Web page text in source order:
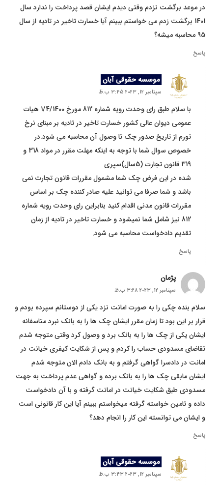
در موعد برگشت نزدم وقتی دیدم ایشان قصد پرداخت را ندارد سال
1401 برگشت زدم می خواستم ببینم آیا خسارت تاخیر در تادیه از سال
95 محاسبه میشه؟
پاسخ
موسسه حقوقی آبان
سپتامبر 12, 2023 3:45 ب.ظ
با سلام طبق رای وحدت رویه شماره 812 مورخ 1/4/1400 هیات
عمومی دیوان عالی کشور خسارت تاخیر در تادیه بر مبنای نرخ
تورم از تاریخ صدور چک تا وصول آن محاسبه می شود.در
خصوص سوال شما با توجه به اینکه مهلت مقرر در مواد 318 و
319 قانون تجارت (5سال)سپری
شده در این فرض چک شما مشمول مقررات قانون تجارت نمی
باشد و شما صرفا می توانید علیه صادر کننده چک بر اساس
مقررات قانون مدنی اقدام کنید بنابراین رای وحدت رویه شماره
812 نیز شامل شما نمیشود و خسارت تاخیر در تادیه از زمان
تقدیم دادخواست محاسبه می شود.
پاسخ
پژمان
سپتامبر 12, 2023 3:28 ب.ظ
سلام بنده چکی را به صورت امانت نزد یکی از دوستانم سپرده بودم و
قرار بر این بود تا زمان مقرر ایشان چک ها را به بانک نبرد متاسفانه
ایشان یکی از چک ها را به بانک برد و وصول کرد وقتی متوجه شدم
تقاضای مسدودی حساب را کردم و پس از شکایت کیفری خیانت در
امانت در دادسرا گواهی گرفتم و به بانک دادم الان متوجه شدم
ایشان مابقی چک ها را به بانک برده و گواهی عدم پرداخت به جهت
مسدودی طبق شکایت خیانت در امانت گرفته و با آن دادخواست
داده و تامین خواسته گرفته میخواستم ببینم آیا این کار قانونی است
و ایشان می توانسته این کار را انجام دهد؟
پاسخ
موسسه حقوقی آبان
سپتامبر 12, 2023 3:43 ب.ظ